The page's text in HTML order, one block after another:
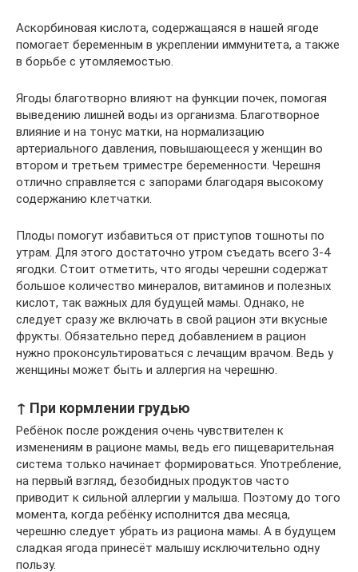
Аскорбиновая кислота, содержащаяся в нашей ягоде
помогает беременным в укреплении иммунитета, а также
в борьбе с утомляемостью.
Ягоды благотворно влияют на функции почек, помогая
выведению лишней воды из организма. Благотворное
влияние и на тонус матки, на нормализацию
артериального давления, повышающееся у женщин во
втором и третьем триместре беременности. Черешня
отлично справляется с запорами благодаря высокому
содержанию клетчатки.
Плоды помогут избавиться от приступов тошноты по
утрам. Для этого достаточно утром съедать всего 3-4
ягодки. Стоит отметить, что ягоды черешни содержат
большое количество минералов, витаминов и полезных
кислот, так важных для будущей мамы. Однако, не
следует сразу же включать в свой рацион эти вкусные
фрукты. Обязательно перед добавлением в рацион
нужно проконсультироваться с лечащим врачом. Ведь у
женщины может быть и аллергия на черешню.
↑ При кормлении грудью
Ребёнок после рождения очень чувствителен к
изменениям в рационе мамы, ведь его пищеварительная
система только начинает формироваться. Употребление,
на первый взгляд, безобидных продуктов часто
приводит к сильной аллергии у малыша. Поэтому до того
момента, когда ребёнку исполнится два месяца,
черешню следует убрать из рациона мамы. А в будущем
сладкая ягода принесёт малышу исключительно одну
пользу.